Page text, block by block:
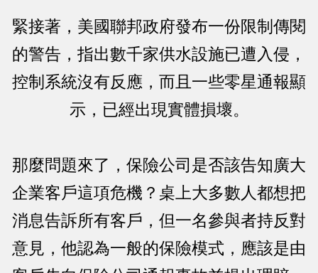
緊接著，美國聯邦政府發布一份限制傳閱
的警告，指出數千家供水設施已遭入侵，
控制系統沒有反應，而且一些零星通報顯
示，已經出現實體損壞。
那麼問題來了，保險公司是否該告知廣大
企業客戶這項危機？桌上大多數人都想把
消息告訴所有客戶，但一名參與者持反對
意見，他認為一般的保險模式，應該是由